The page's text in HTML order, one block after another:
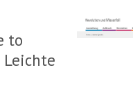
to
Leichte